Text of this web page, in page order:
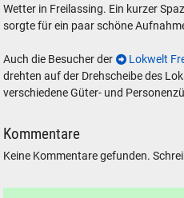
Wetter in Freilassing. Ein kurzer
sorgte für ein paar schöne
Auch die Besucher der Lokwelt
drehten auf der Drehscheibe des
verschiedene Güter- und
Kommentare
Keine Kommentare gefunden.